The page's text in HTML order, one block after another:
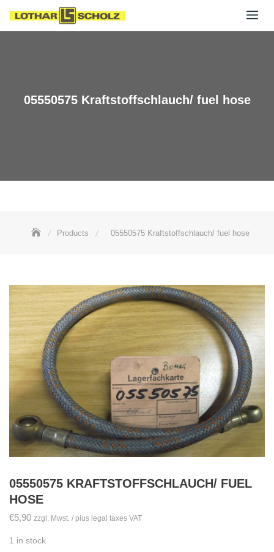
05550575 Kraftstoffschlauch/ fuel hose
Products 05550575 Kraftstoffschlauch/ fuel hose
05550575 KRAFTSTOFFSCHLAUCH/ FUEL
HOSE
€5,90 zzgl. Mwst. / plus legal taxes VAT
1 in stock